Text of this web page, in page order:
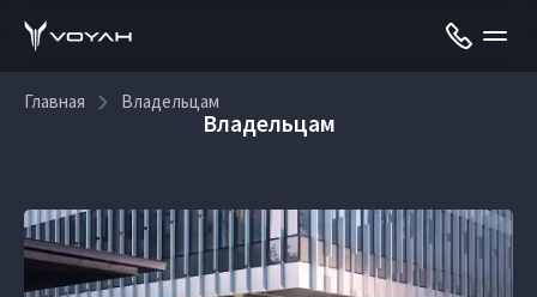
Главная Владельцам
Владельцам